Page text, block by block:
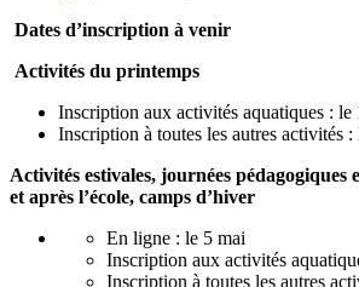
Dates d’inscription à venir
Activités du printemps
Inscription aux activités aquatiques : le
Inscription à toutes les autres activités
Activités estivales, journées pédagogiques
et après l’école, camps d’hiver
En ligne : le 5 mai
Inscription aux activités
Inscription à toutes les autres